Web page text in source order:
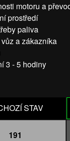
motoru a
prostředí
paliva
a zákazníka
3 - 5 hodiny
STAV
191